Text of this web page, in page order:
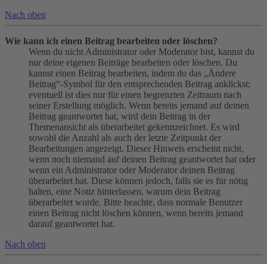
Nach oben
Wie kann ich einen Beitrag bearbeiten oder löschen?
Wenn du nicht Administrator oder Moderator bist, kannst du
nur deine eigenen Beiträge bearbeiten oder löschen. Du
kannst einen Beitrag bearbeiten, indem du das „Ändere
Beitrag“-Symbol für den entsprechenden Beitrag anklickst;
eventuell ist dies nur für einen begrenzten Zeitraum nach
seiner Erstellung möglich. Wenn bereits jemand auf deinen
Beitrag geantwortet hat, wird dein Beitrag in der
Themenansicht als überarbeitet gekennzeichnet. Es wird
sowohl die Anzahl als auch der letzte Zeitpunkt der
Bearbeitungen angezeigt. Dieser Hinweis erscheint nicht,
wenn noch niemand auf deinen Beitrag geantwortet hat oder
wenn ein Administrator oder Moderator deinen Beitrag
überarbeitet hat. Diese können jedoch, falls sie es für nötig
halten, eine Notiz hinterlassen, warum dein Beitrag
überarbeitet wurde. Bitte beachte, dass normale Benutzer
einen Beitrag nicht löschen können, wenn bereits jemand
darauf geantwortet hat.
Nach oben